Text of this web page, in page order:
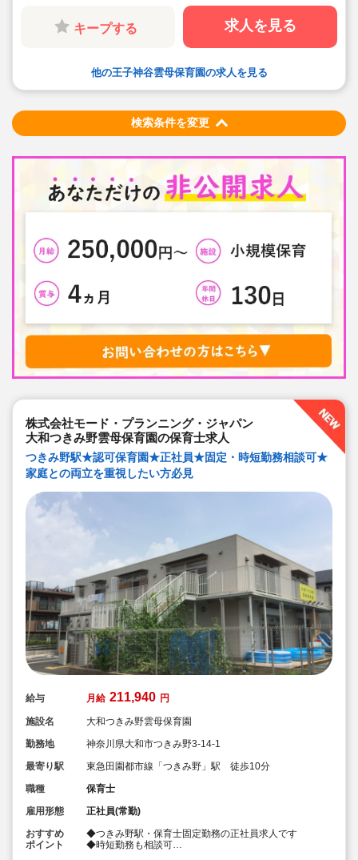
◆保育以外の業務量が不安な方も安心です。（ICTシステ
ム導入で業務効率化が図れています）
◆保育経験がない、ブランクがある方も安心です。（先
輩社員が徹底サポートします）
設などの割引）
◆職員同士の協力を大切にしています！保育経験がな
い、ブランクが有る方もOK（先輩スタッフがサポートし
ます！）
キープする 求人を見る
他の王子神谷雲母保育園の求人を見る
検索条件を変更
株式会社モード・プランニング・ジャパン
大和つきみ野雲母保育園の保育士求人
つきみ野駅★認可保育園★正社員★固定・時短勤務相談可★
家庭との両立を重視したい方必見
給与 月給 211,940 円
施設名
大和つきみ野雲母保育園
勤務地
神奈川県大和市つきみ野3-14-1
最寄り駅
東急田園都市線「つきみ野」駅 徒歩10分
職種
保育士
雇用形態
正社員(常勤)
おすすめ
ポイント
◆つきみ野駅・保育士固定勤務の正社員求人です
◆時短勤務も相談可